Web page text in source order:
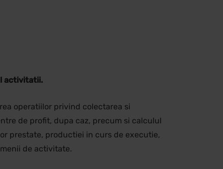
activitatii.
operatiilor privind colectarea si
de profit, dupa caz, precum si calculul
prestate, productiei in curs de executie,
de activitate.